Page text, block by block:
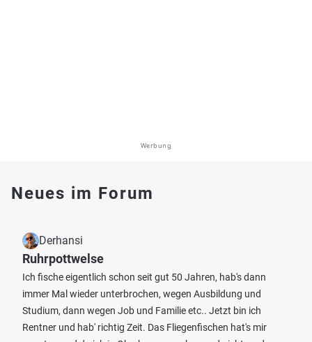
Werbung
Neues im Forum
Derhansi
Ruhrpottwelse
Ich fische eigentlich schon seit gut 50 Jahren, hab's dann
immer Mal wieder unterbrochen, wegen Ausbildung und
Studium, dann wegen Job und Familie etc.. Jetzt bin ich
Rentner und hab' richtig Zeit. Das Fliegenfischen hat's mir